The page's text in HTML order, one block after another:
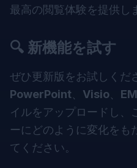
最高の閲覧体験を提供し
🔍 新機能を試す
ぜひ更新版をお試しくだ
PowerPoint
Visio
イルをアップロードし、
ーにどのように変化をも
てください。